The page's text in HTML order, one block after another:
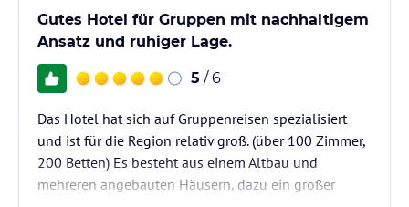
Gutes Hotel für Gruppen mit nachhaltigem
Ansatz und ruhiger Lage.
5 / 6
Das Hotel hat sich auf Gruppenreisen spezialisiert
und ist für die Region relativ groß. (über 100 Zimmer,
200 Betten) Es besteht aus einem Altbau und
mehreren angebauten Häusern, dazu ein großer